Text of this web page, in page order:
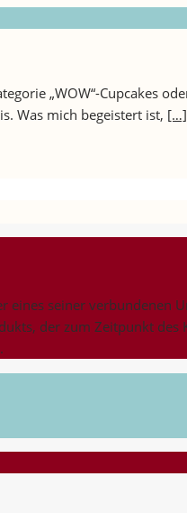
„WOW“-Cupcakes
Was mich begeistert ist, […]
seiner verbundenen
der zum Zeitpunkt des